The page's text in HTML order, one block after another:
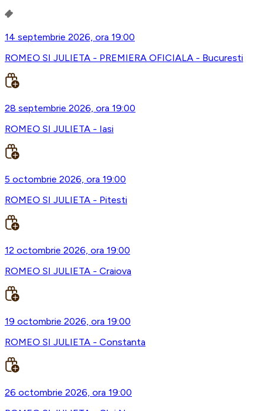
14 septembrie 2026, ora 19:00
ROMEO SI JULIETA - PREMIERA OFICIALA - Bucuresti
28 septembrie 2026, ora 19:00
ROMEO SI JULIETA - Iasi
5 octombrie 2026, ora 19:00
ROMEO SI JULIETA - Pitesti
12 octombrie 2026, ora 19:00
ROMEO SI JULIETA - Craiova
19 octombrie 2026, ora 19:00
ROMEO SI JULIETA - Constanta
26 octombrie 2026, ora 19:00